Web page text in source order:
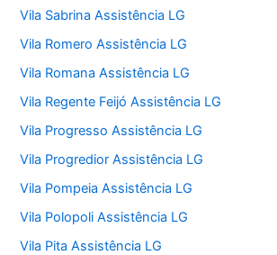
Vila Sabrina Assistência LG
Vila Romero Assistência LG
Vila Romana Assistência LG
Vila Regente Feijó Assistência LG
Vila Progresso Assistência LG
Vila Progredior Assistência LG
Vila Pompeia Assistência LG
Vila Polopoli Assistência LG
Vila Pita Assistência LG